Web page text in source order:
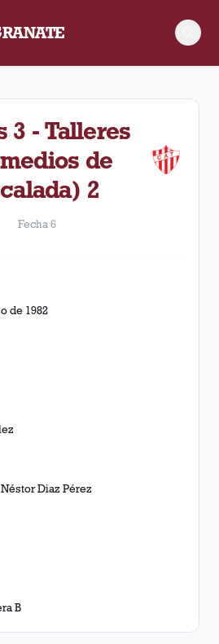
y Talleres (Remedios de
3 - Talleres
de
2
Fecha 6
de 1982
B
Diaz Pérez